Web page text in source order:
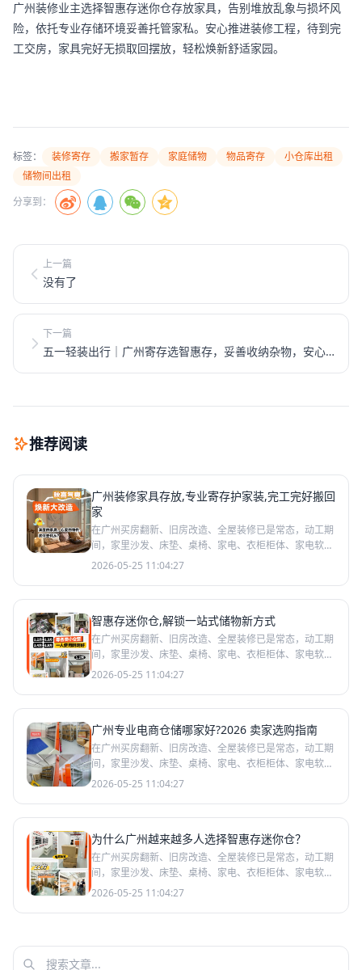
广州装修业主选择智惠存迷你仓存放家具，告别堆放乱象与损坏风
险，依托专业存储环境妥善托管家私。安心推进装修工程，待到完
工交房，家具完好无损取回摆放，轻松焕新舒适家园。
标签： 装修寄存 搬家暂存 家庭储物 物品寄存
小仓库出租
储物间出租
分享到：
上一篇
没有了
下一篇
五一轻装出行｜广州寄存选智惠存，妥善收纳杂物，安心
推荐阅读
广州装修家具存放,专业寄存护家装,完工完好搬回
家
在广州买房翻新、旧房改造、全屋装修已是常态，动工期
间，家里沙发、床垫、桌椅、家电、衣柜柜体、家电软装
等大件家具，都需要临时安置。居家无处堆放、楼道小区
2026-05-25 11:04:27
智惠存迷你仓,解锁一站式储物新方式
在广州买房翻新、旧房改造、全屋装修已是常态，动工期
间，家里沙发、床垫、桌椅、家电、衣柜柜体、家电软装
等大件家具，都需要临时安置。居家无处堆放、楼道小区
2026-05-25 11:04:27
广州专业电商仓储哪家好?2026 卖家选购指南
在广州买房翻新、旧房改造、全屋装修已是常态，动工期
间，家里沙发、床垫、桌椅、家电、衣柜柜体、家电软装
等大件家具，都需要临时安置。居家无处堆放、楼道小区
2026-05-25 11:04:27
为什么广州越来越多人选择智惠存迷你仓？
在广州买房翻新、旧房改造、全屋装修已是常态，动工期
间，家里沙发、床垫、桌椅、家电、衣柜柜体、家电软装
等大件家具，都需要临时安置。居家无处堆放、楼道小区
2026-05-25 11:04:27